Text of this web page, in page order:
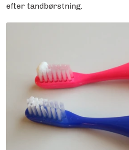
efter tandbørstning.